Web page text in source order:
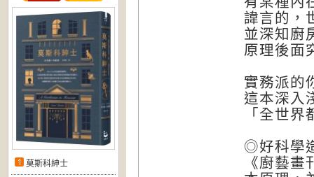
莫斯科紳士
諱言的，
並深知廚
原理後面
實務派的
這本深入
「全世
◎好科學
《廚藝